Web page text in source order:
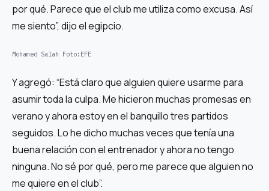
por qué. Parece que el club me utiliza como excusa. Así
me siento”, dijo el egipcio.
Mohamed Salah Foto: EFE
Y agregó: “Está claro que alguien quiere usarme para
asumir toda la culpa. Me hicieron muchas promesas en
verano y ahora estoy en el banquillo tres partidos
seguidos. Lo he dicho muchas veces que tenía una
buena relación con el entrenador y ahora no tengo
ninguna. No sé por qué, pero me parece que alguien no
me quiere en el club”.